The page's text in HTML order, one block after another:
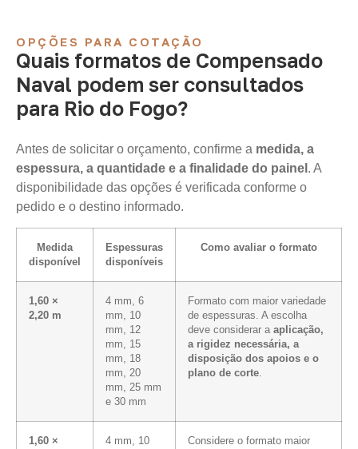
OPÇÕES PARA COTAÇÃO
Quais formatos de Compensado
Naval podem ser consultados
para Rio do Fogo?
Antes de solicitar o orçamento, confirme a medida, a
espessura, a quantidade e a finalidade do painel . A
disponibilidade das opções é verificada conforme o
pedido e o destino informado.
Medida
disponível
Espessuras
disponíveis
Como avaliar o formato
1,60 ×
2,20 m
4 mm, 6
mm, 10
mm, 12
mm, 15
mm, 18
mm, 20
mm, 25 mm
e 30 mm
Formato com maior variedade
de espessuras. A escolha
deve considerar a aplicação,
a rigidez necessária, a
disposição dos apoios e o
plano de corte.
1,60 ×
4 mm, 10
Considere o formato maior